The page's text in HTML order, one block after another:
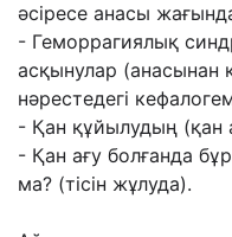
əсіресе анасы
- Геморрагиялық
асқынулар (анасынан
нəрестедегі
- Қан құйылудың
- Қан ағу болғанда
ма? (тісін жұлуда).